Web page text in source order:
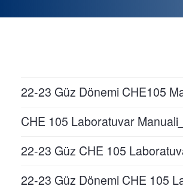
22-23 Güz Dönemi CHE105
CHE 105 Laboratuvar
22-23 Güz CHE 105
22-23 Güz Dönemi CHE 105